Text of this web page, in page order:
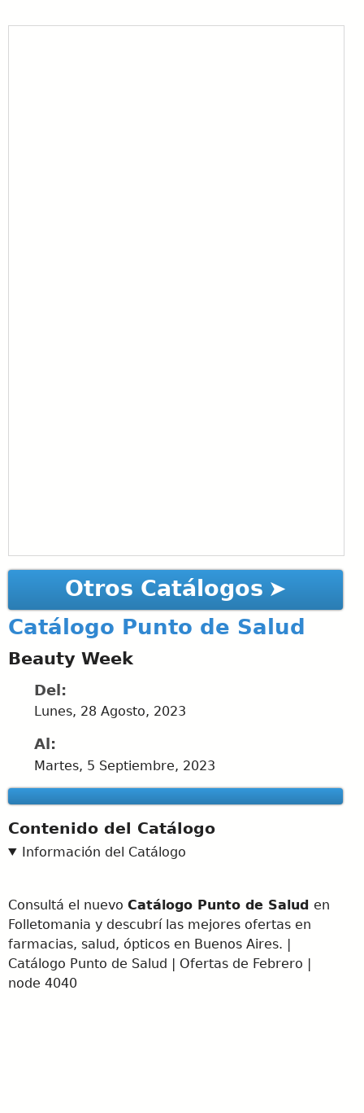
Otros Catálogos
Catálogo Punto de Salud
Beauty Week
Del:
Lunes, 28 Agosto, 2023
Al:
Martes, 5 Septiembre, 2023
Contenido del Catálogo
Información del Catálogo
Consultá el nuevo Catálogo Punto de Salud en
Folletomania y descubrí las mejores ofertas en
farmacias, salud, ópticos en Buenos Aires. |
Catálogo Punto de Salud | Ofertas de Febrero |
node 4040